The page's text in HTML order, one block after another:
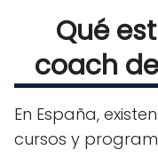
Qué
coach
En España,
cursos y